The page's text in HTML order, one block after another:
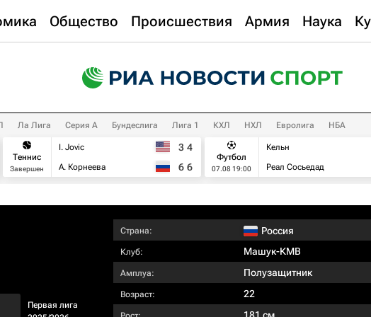
Общество Происшествия Армия Наука
Ла Лига Серия А Бундеслига Лига 1 КХЛ НХЛ Евролига НБА
Теннис
Завершен
I. Jovic
А. Корнеева
3 4
6 6
Футбол
07.08 19:00
Кельн
Реал Сосьедад
Первая лига
Страна: Россия
Клуб: Машук-КМВ
Амплуа: Полузащитник
Возраст: 22